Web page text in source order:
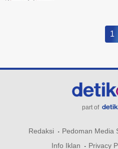
1
part of
Redaksi Pedoman Media
Info Iklan
Privacy